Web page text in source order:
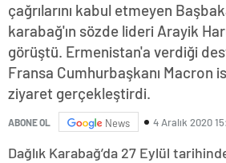
çağrılarını kabul etmeyen
karabağ'ın sözde lideri Arayik
görüştü. Ermenistan'a verdiği
Fransa Cumhurbaşkanı Macron
ziyaret gerçekleştirdi.
ABONE OL News 4 Aralık 2020
Dağlık Karabağ’da 27 Eylül